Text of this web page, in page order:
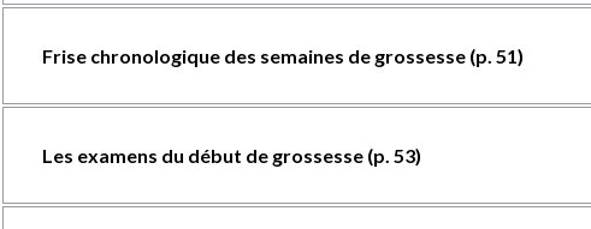
Frise chronologique des semaines de grossesse (p. 51)
Les examens du début de grossesse (p. 53)